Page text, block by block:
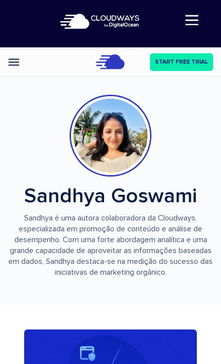
Abre a navegação
Categories START FREE TRIAL
Sandhya Goswami
Sandhya é uma autora colaboradora da Cloudways,
especializada em promoção de conteúdo e análise de
desempenho. Com uma forte abordagem analítica e uma
grande capacidade de aproveitar as informações baseadas
em dados, Sandhya destaca-se na medição do sucesso das
iniciativas de marketing orgânico.